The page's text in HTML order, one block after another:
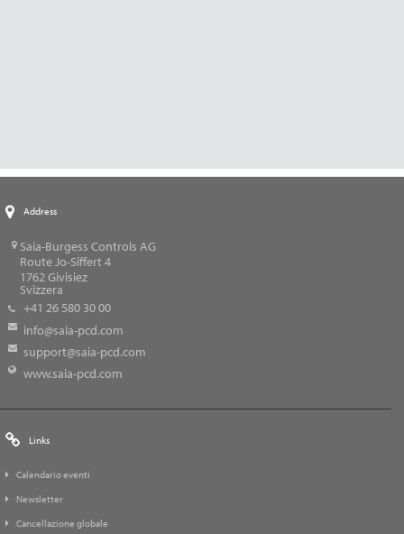
Address
Saia-Burgess Controls AG
Route Jo-Siffert 4
1762Givisiez
Svizzera
+41 26 580 30 00
info@saia-pcd.com
support@saia-pcd.com
www.saia-pcd.com
Links
Calendario eventi
Newsletter
Cancellazione globale